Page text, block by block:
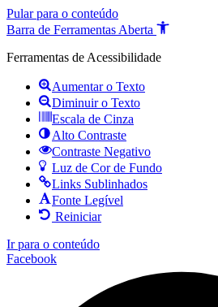
Pular para o conteúdo
Barra de Ferramentas Aberta
Ferramentas de Acessibilidade
Aumentar o Texto
Diminuir o Texto
Escala de Cinza
Alto Contraste
Contraste Negativo
Luz de Cor de Fundo
Links Sublinhados
Fonte Legível
Reiniciar
Ir para o conteúdo
Facebook